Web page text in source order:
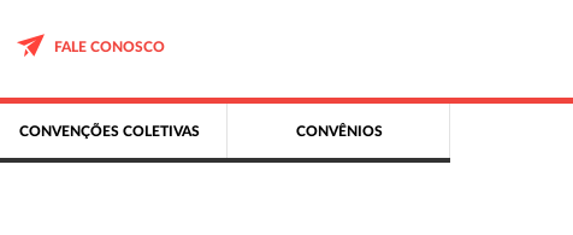
FALE CONOSCO
CONVENÇÕES COLETIVAS CONVÊNIOS